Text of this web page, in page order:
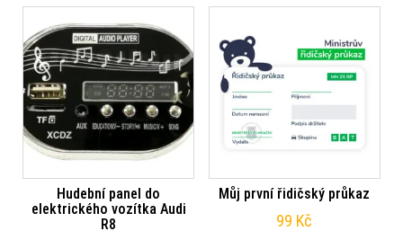
Hudební panel do
elektrického vozítka Audi
R8
Můj první řidičský průkaz
99 Kč